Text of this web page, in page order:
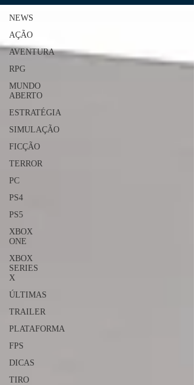
NEWS
AÇÃO
AVENTURA
RPG
MUNDO
ABERTO
ESTRATÉGIA
SIMULAÇÃO
FICÇÃO
TERROR
PC
PS4
PS5
XBOX
ONE
XBOX
SERIES
X
ÚLTIMAS
TRAILER
PLATAFORMA
FPS
DICAS
TIRO